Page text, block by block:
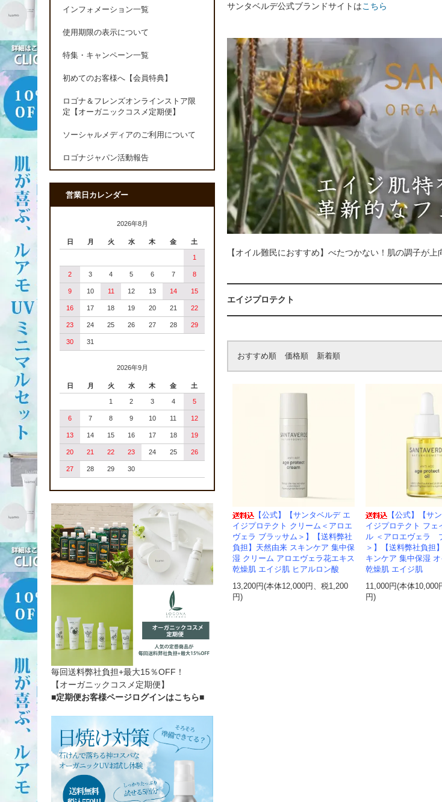
サンタベルデ公式ブランドサイトはこちら
【オイル難民におすすめ】べたつかない！肌の調子が
エイジプロテクト
おすすめ順 価格順 新着順
【公式】【サンタベルデ エ
イジプロテクト クリーム＜アロエ
ヴェラ ブラッサム＞】【送料弊社
負担】天然由来 スキンケア 集中保
湿 クリーム アロエヴェラ花エキス
乾燥肌 エイジ肌 ヒアルロン酸
13,200円(本体12,000円、税1,200
円)
【公式】【サ
イジプロテクト フェ
ル ＜アロエヴェラ
＞】【送料弊社負担
キンケア 集中保湿
乾燥肌 エイジ肌
11,000円(本体10,000
円)
インフォメーション一覧
使用期限の表示について
特集・キャンペーン一覧
初めてのお客様へ【会員特典】
ロゴナ＆フレンズオンラインストア限
定【オーガニックコスメ定期便】
ソーシャルメディアのご利用について
ロゴナジャパン活動報告
営業日カレンダー
2026年8月
日 月 火 水 木 金 土
1
2 3 4 5 6 7 8
9 10 11 12 13 14 15
16 17 18 19 20 21 22
23 24 25 26 27 28 29
30 31
2026年9月
日 月 火 水 木 金 土
1 2 3 4 5
6 7 8 9 10 11 12
13 14 15 16 17 18 19
20 21 22 23 24 25 26
27 28 29 30
毎回送料弊社負担+最大15％OFF！
【オーガニックコスメ定期便】
■定期便お客様ページログインはこちら■